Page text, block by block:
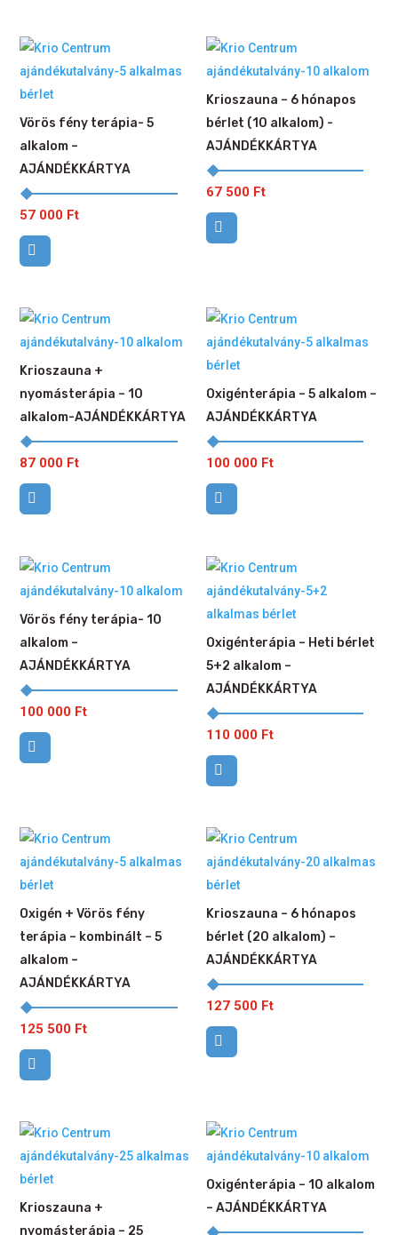
Vörös fény terápia- 5
alkalom –
AJÁNDÉKKÁRTYA
57 000 Ft
Krioszauna – 6 hónapos
bérlet (10 alkalom) -
AJÁNDÉKKÁRTYA
67 500 Ft
Krioszauna +
nyomásterápia – 10
alkalom-AJÁNDÉKKÁRTYA
87 000 Ft
Oxigénterápia – 5 alkalom –
AJÁNDÉKKÁRTYA
100 000 Ft
Vörös fény terápia- 10
alkalom –
AJÁNDÉKKÁRTYA
100 000 Ft
Oxigénterápia – Heti bérlet
5+2 alkalom –
AJÁNDÉKKÁRTYA
110 000 Ft
Oxigén + Vörös fény
terápia – kombinált – 5
alkalom –
AJÁNDÉKKÁRTYA
125 500 Ft
Krioszauna – 6 hónapos
bérlet (20 alkalom) –
AJÁNDÉKKÁRTYA
127 500 Ft
Krioszauna +
nyomásterápia – 25
Oxigénterápia – 10 alkalom
– AJÁNDÉKKÁRTYA